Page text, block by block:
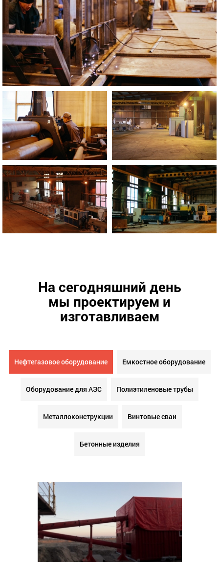
На сегодняшний день
мы проектируем и
изготавливаем
Нефтегазовое оборудование Емкостное оборудование
Оборудование для АЗС Полиэтиленовые трубы
Металлоконструкции Винтовые сваи
Бетонные изделия